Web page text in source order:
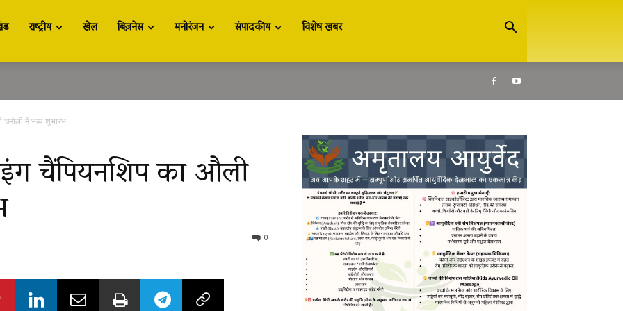
राष्ट्रीय खेल बिज़नेस मनोरंजन संपादकीय विशेष खबर
चमोली में भब्य शुभारंभ
चैंपियनशिप का औली
0